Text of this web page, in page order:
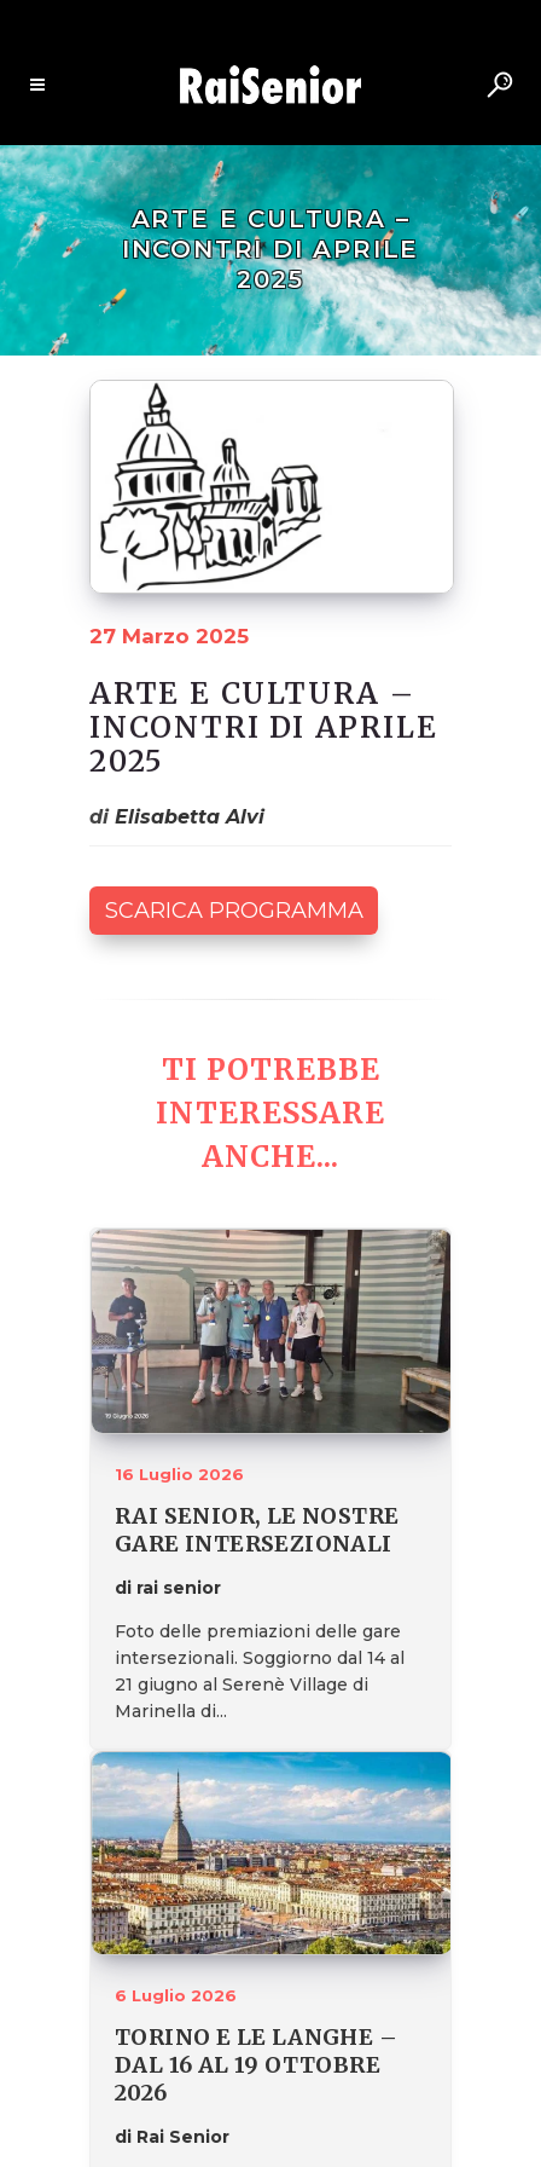
ARTE E CULTURA –
INCONTRI DI APRILE
2025
27 Marzo 2025
ARTE E CULTURA –
INCONTRI DI APRILE
2025
diElisabetta Alvi
SCARICA PROGRAMMA
TI POTREBBE
INTERESSARE
ANCHE...
16 Luglio 2026
RAI SENIOR, LE NOSTRE
GARE INTERSEZIONALI
di rai senior
Foto delle premiazioni delle gare
intersezionali. Soggiorno dal 14 al
21 giugno al Serenè Village di
Marinella di...
6 Luglio 2026
TORINO E LE LANGHE –
DAL 16 AL 19 OTTOBRE
2026
di Rai Senior